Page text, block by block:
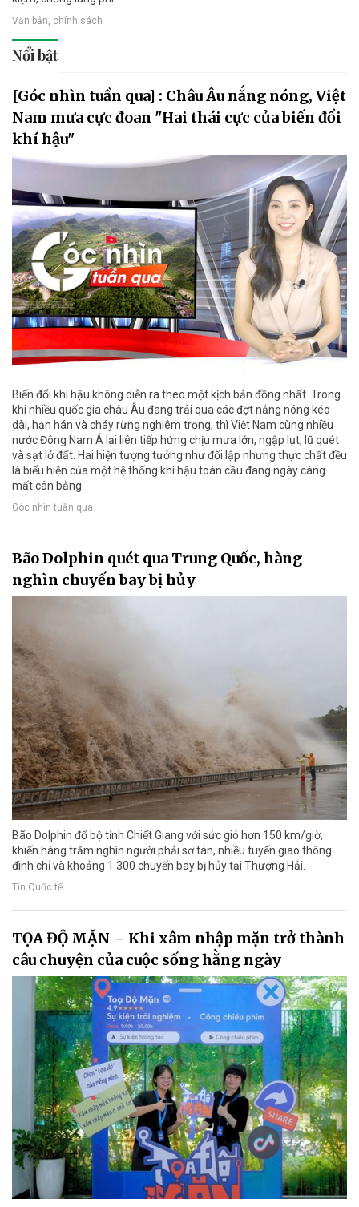
Văn bản, chính sách
Nổi bật
[Góc nhìn tuần qua] : Châu Âu nắng nóng, Việt
Nam mưa cực đoan "Hai thái cực của biến đổi
khí hậu"
Biến đổi khí hậu không diễn ra theo một kịch bản đồng nhất. Trong
khi nhiều quốc gia châu Âu đang trải qua các đợt nắng nóng kéo
dài, hạn hán và cháy rừng nghiêm trọng, thì Việt Nam cùng nhiều
nước Đông Nam Á lại liên tiếp hứng chịu mưa lớn, ngập lụt, lũ quét
và sạt lở đất. Hai hiện tượng tưởng như đối lập nhưng thực chất đều
là biểu hiện của một hệ thống khí hậu toàn cầu đang ngày càng
mất cân bằng.
Góc nhìn tuần qua
Bão Dolphin quét qua Trung Quốc, hàng
nghìn chuyến bay bị hủy
Bão Dolphin đổ bộ tỉnh Chiết Giang với sức gió hơn 150 km/giờ,
khiến hàng trăm nghìn người phải sơ tán, nhiều tuyến giao thông
đình chỉ và khoảng 1.300 chuyến bay bị hủy tại Thượng Hải.
Tin Quốc tế
TỌA ĐỘ MẶN – Khi xâm nhập mặn trở thành
câu chuyện của cuộc sống hằng ngày